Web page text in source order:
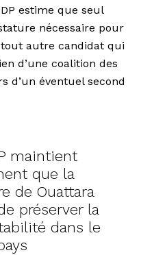
estime que seul
nécessaire pour
autre candidat qui
d’une coalition des
d’un éventuel second
maintient
que la
de Ouattara
préserver la
dans le